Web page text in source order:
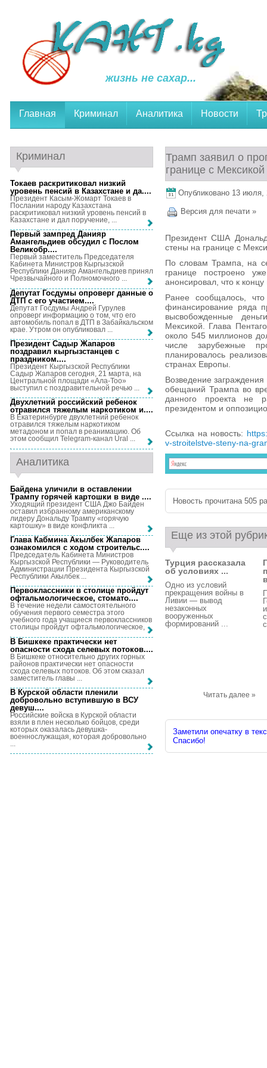
жизнь не сахар...
Главная Криминал Аналитика Новости
Трамп заявил о
границе с Мексикой
Опубликовано 13 июля,
Версия для печати »
Президент США
стены на границе с
По словам Трампа, на
границе построено
анонсировал, что к
Ранее сообщалось,
финансирование ряда
высвобожденные
Мексикой. Глава
около 545 миллионов
числе зарубежные
планировалось
странах Европы.
Возведение
обещаний Трампа во
данного проекта не
президентом и
Ссылка на новость:
v-stroitelstve-steny-na-
Новость прочитана 505
Еще из этой
Турция рассказала
об условиях ...
Одно из условий
прекращения войны в
Ливии — вывод
незаконных
вооруженных
формирований ...
Читать далее »
Заметили опечатку в
Спасибо!
Криминал
Токаев раскритиковал низкий
уровень пенсий в Казахстане и да....
Президент Касым-Жомарт Токаев в
Послании народу Казахстана
раскритиковал низкий уровень пенсий в
Казахстане и дал поручение, ...
Первый зампред Данияр
Амангельдиев обсудил с Послом
Великобр....
Первый заместитель Председателя
Кабинета Министров Кыргызской
Республики Данияр Амангельдиев принял
Чрезвычайного и Полномочного ...
Депутат Госдумы опроверг данные о
ДТП с его участием....
Депутат Госдумы Андрей Гурулев
опроверг информацию о том, что его
автомобиль попал в ДТП в Забайкальском
крае. Утром он опубликовал ...
Президент Садыр Жапаров
поздравил кыргызстанцев с
праздником....
Президент Кыргызской Республики
Садыр Жапаров сегодня, 21 марта, на
Центральной площади «Ала-Тоо»
выступил с поздравительной речью ...
Двухлетний российский ребенок
отравился тяжелым наркотиком и....
В Екатеринбурге двухлетний ребенок
отравился тяжелым наркотиком
метадоном и попал в реанимацию. Об
этом сообщил Telegram-канал Ural ...
Аналитика
Байдена уличили в оставлении
Трампу горячей картошки в виде ....
Уходящий президент США Джо Байден
оставил избранному американскому
лидеру Дональду Трампу «горячую
картошку» в виде конфликта ...
Глава Кабмина Акылбек Жапаров
ознакомился с ходом строительс....
Председатель Кабинета Министров
Кыргызской Республики — Руководитель
Администрации Президента Кыргызской
Республики Акылбек ...
Первоклассники в столице пройдут
офтальмологическое, стомато....
В течение недели самостоятельного
обучения первого семестра этого
учебного года учащиеся первоклассников
столицы пройдут офтальмологическое, ...
В Бишкеке практически нет
опасности схода селевых потоков....
В Бишкеке относительно других горных
районов практически нет опасности
схода селевых потоков. Об этом сказал
заместитель главы ...
В Курской области пленили
добровольно вступившую в ВСУ
девуш....
Российские войска в Курской области
взяли в плен несколько бойцов, среди
которых оказалась девушка-
военнослужащая, которая добровольно
...